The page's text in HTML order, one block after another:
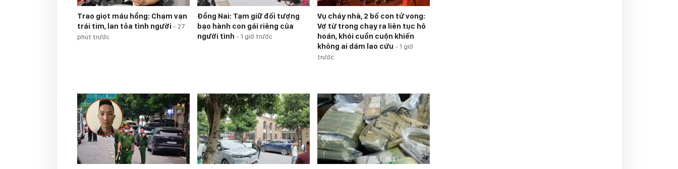
Trao giọt máu hồng: Chạm vạn
trái tim, lan tỏa tình người - 27
phút trước
Đồng Nai: Tạm giữ đối tượng
bạo hành con gái riêng của
người tình - 1 giờ trước
Vụ cháy nhà, 2 bố con tử vong:
Vợ từ trong chạy ra liên tục hô
hoán, khói cuồn cuộn khiến
không ai dám lao cứu - 1 giờ
trước